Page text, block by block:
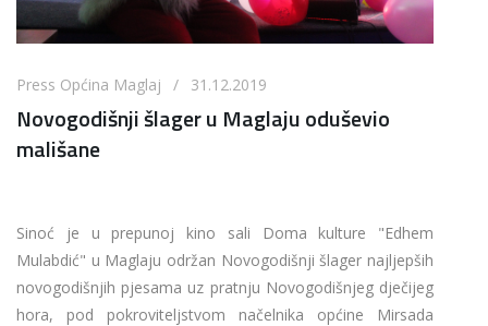
Press Općina Maglaj / 31.12.2019
Novogodišnji šlager u Maglaju oduševio
mališane
Sinoć je u prepunoj kino sali Doma kulture "Edhem
Mulabdić" u Maglaju održan Novogodišnji šlager najljepših
novogodišnjih pjesama uz pratnju Novogodišnjeg dječijeg
hora, pod pokroviteljstvom načelnika općine Mirsada